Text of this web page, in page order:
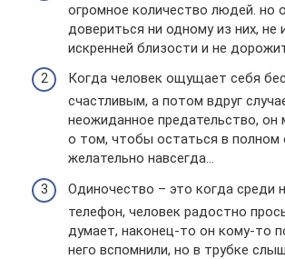
огромное количество людей. но
довериться ни одному из них, не
искренней близости и не
Когда человек ощущает себя
счастливым, а потом вдруг
неожиданное предательство, он
о том, чтобы остаться в полном
желательно навсегда…
Одиночество – это когда среди
телефон, человек радостно
думает, наконец-то он кому-то
него вспомнили, но в трубке